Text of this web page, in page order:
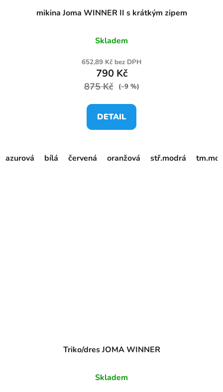
mikina Joma WINNER II s krátkým zipem
Skladem
652,89 Kč bez DPH
790 Kč
875 Kč (–9 %)
DETAIL
azurová bílá červená oranžová stř.modrá
Triko/dres JOMA WINNER
Skladem